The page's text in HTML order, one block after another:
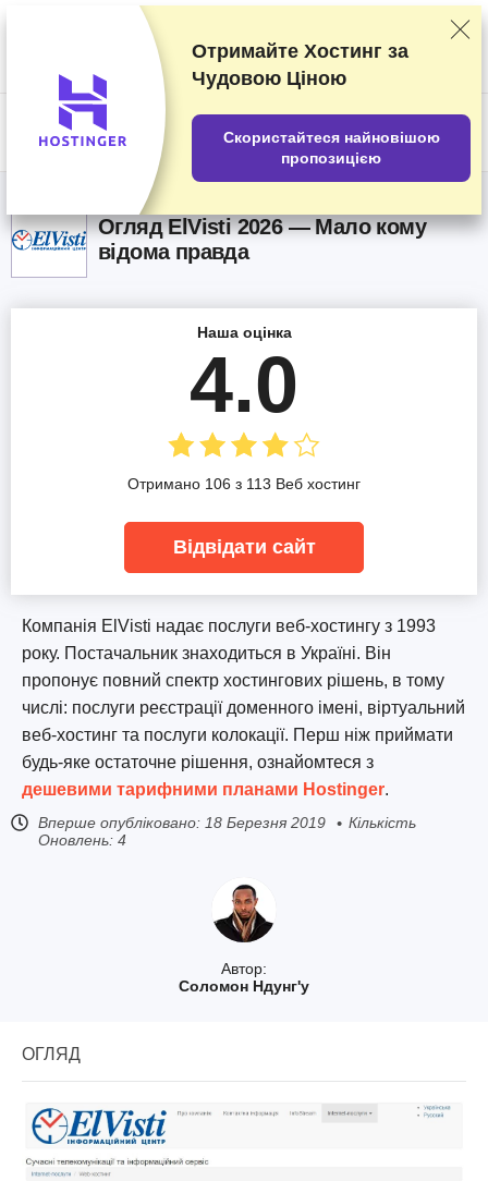
Наші оцінки постачальників послуг засновані на результатах
ретельних тестувань та досліджень, але ми беремо до уваги також і
ваші відгуки та комерційні угоди, укладені з окремими
постачальниками послуг. Ця сторінка містить партнерські
посилання.
Розкриття інформації про рекламодавців
US$
Огляд ElVisti 2026 — Мало кому
відома правда
Автор:
Соломон Ндунг'у
Компанія ElVisti надає послуги веб-хостингу з 1993
року. Постачальник знаходиться в Україні. Він
пропонує повний спектр хостингових рішень, в тому
числі: послуги реєстрації доменного імені, віртуальний
веб-хостинг та послуги колокації. Перш ніж приймати
будь-яке остаточне рішення, ознайомтеся з
дешевими тарифними планами Hostinger.
Вперше опубліковано: 18 Березня 2019
Кількість
Оновлень: 4
Наша оцінка
4.0
Отримано 106 з 113 Веб хостинг
Відвідати сайт
ОГЛЯД
Отримайте Хостинг за
Чудовою Ціною
Скористайтеся найновішою
пропозицією